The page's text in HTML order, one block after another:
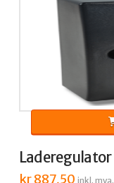
Laderegulator
kr887,50 inkl. mva.